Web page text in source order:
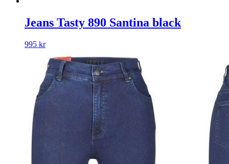
Jeans Tasty 890 Santina black
995 kr